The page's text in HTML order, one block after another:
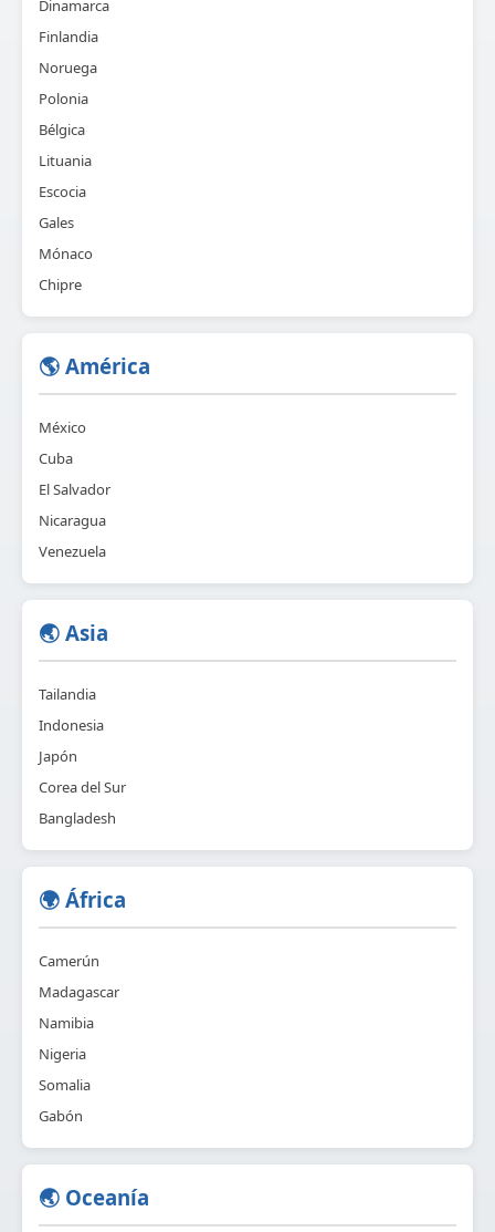
Dinamarca
Finlandia
Noruega
Polonia
Bélgica
Lituania
Escocia
Gales
Mónaco
Chipre
🌎 América
México
Cuba
El Salvador
Nicaragua
Venezuela
🌏 Asia
Tailandia
Indonesia
Japón
Corea del Sur
Bangladesh
🌍 África
Camerún
Madagascar
Namibia
Nigeria
Somalia
Gabón
🌏 Oceanía